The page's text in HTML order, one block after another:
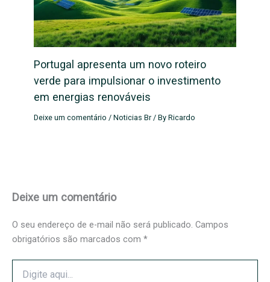
Portugal apresenta um novo roteiro
verde para impulsionar o investimento
em energias renováveis
Deixe um comentário /Noticias Br/ ByRicardo
Deixe um comentário
O seu endereço de e-mail não será publicado. Campos
obrigatórios são marcados com *
aqui...